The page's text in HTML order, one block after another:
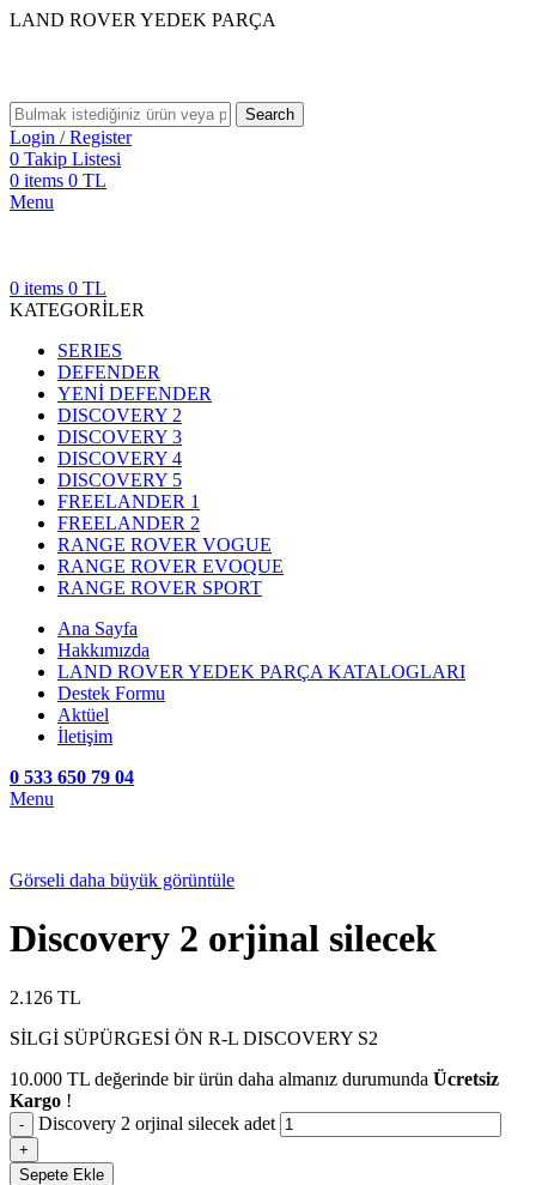
LAND ROVER YEDEK PARÇA
Search
Login / Register
0 Takip Listesi
0 items 0 TL
Menu
0 items 0 TL
KATEGORİLER
SERIES
DEFENDER
YENİ DEFENDER
DISCOVERY 2
DISCOVERY 3
DISCOVERY 4
DISCOVERY 5
FREELANDER 1
FREELANDER 2
RANGE ROVER VOGUE
RANGE ROVER EVOQUE
RANGE ROVER SPORT
Ana Sayfa
Hakkımızda
LAND ROVER YEDEK PARÇA KATALOGLARI
Destek Formu
Aktüel
İletişim
0 533 650 79 04
Menu
Görseli daha büyük görüntüle
Discovery 2 orjinal silecek
2.126 TL
SİLGİ SÜPÜRGESİ ÖN R-L DISCOVERY S2
10.000 TL değerinde bir ürün daha almanız durumunda Ücretsiz
Kargo !
Discovery 2 orjinal silecek adet
Sepete Ekle